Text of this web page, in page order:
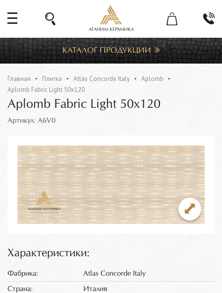
АГАНИМ КЕРАМИКА
КАТАЛОГ ПРОДУКЦИИ
Главная Плитка Atlas Concorde Italy
Aplomb
Aplomb Fabric Light 50x120
Aplomb Fabric Light 50x120
Артикул: A6V0
Характеристики:
Фабрика: Atlas Concorde Italy
Страна: Италия